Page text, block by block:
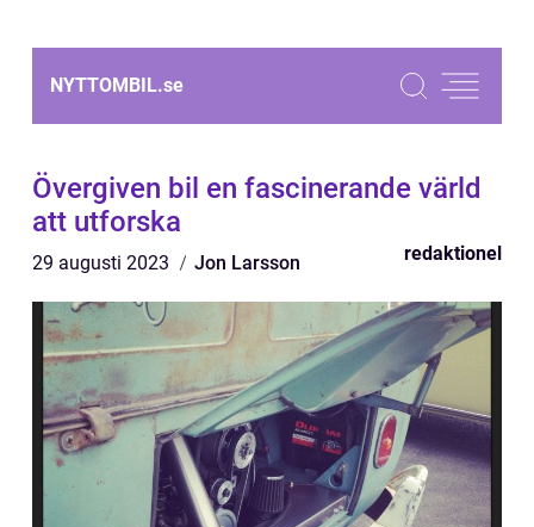
NYTTOMBIL.se
Övergiven bil en fascinerande värld
att utforska
29 augusti 2023 Jon Larsson redaktionel